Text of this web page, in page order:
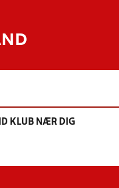
KLUB NÆR DIG